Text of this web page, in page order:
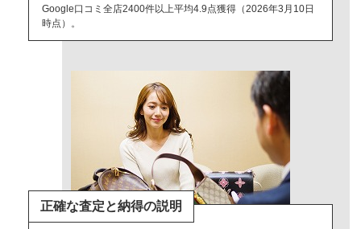
Google口コミ全店2400件以上平均4.9点獲得（2026年3月10日
時点）。
正確な査定と納得の説明